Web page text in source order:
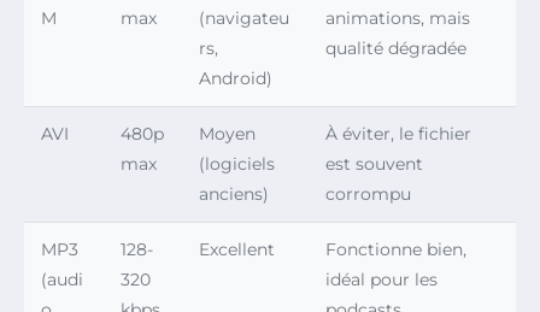
M
max
(navigateu
rs,
Android)
animations, mais
qualité dégradée
AVI
480p
max
Moyen
(logiciels
anciens)
À éviter, le fichier
est souvent
corrompu
MP3
(audi
128-
320
Excellent
Fonctionne bien,
idéal pour les